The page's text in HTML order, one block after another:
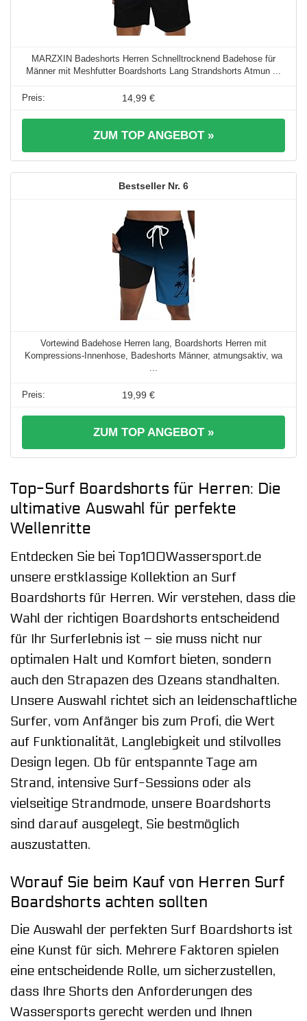
MARZXIN Badeshorts Herren Schnelltrocknend Badehose für
Männer mit Meshfutter Boardshorts Lang Strandshorts Atmun ...
14,99 €
ZUM TOP ANGEBOT »
6
Vortewind Badehose Herren lang, Boardshorts Herren mit
Kompressions-Innenhose, Badeshorts Männer, atmungsaktiv, wa
...
19,99 €
ZUM TOP ANGEBOT »
Top-Surf Boardshorts für Herren: Die
ultimative Auswahl für perfekte
Wellenritte
Entdecken Sie bei Top100Wassersport.de
unsere erstklassige Kollektion an Surf
Boardshorts für Herren. Wir verstehen, dass die
Wahl der richtigen Boardshorts entscheidend
für Ihr Surferlebnis ist – sie muss nicht nur
optimalen Halt und Komfort bieten, sondern
auch den Strapazen des Ozeans standhalten.
Unsere Auswahl richtet sich an leidenschaftliche
Surfer, vom Anfänger bis zum Profi, die Wert
auf Funktionalität, Langlebigkeit und stilvolles
Design legen. Ob für entspannte Tage am
Strand, intensive Surf-Sessions oder als
vielseitige Strandmode, unsere Boardshorts
sind darauf ausgelegt, Sie bestmöglich
auszustatten.
Worauf Sie beim Kauf von Herren Surf
Boardshorts achten sollten
Die Auswahl der perfekten Surf Boardshorts ist
eine Kunst für sich. Mehrere Faktoren spielen
eine entscheidende Rolle, um sicherzustellen,
dass Ihre Shorts den Anforderungen des
Wassersports gerecht werden und Ihnen